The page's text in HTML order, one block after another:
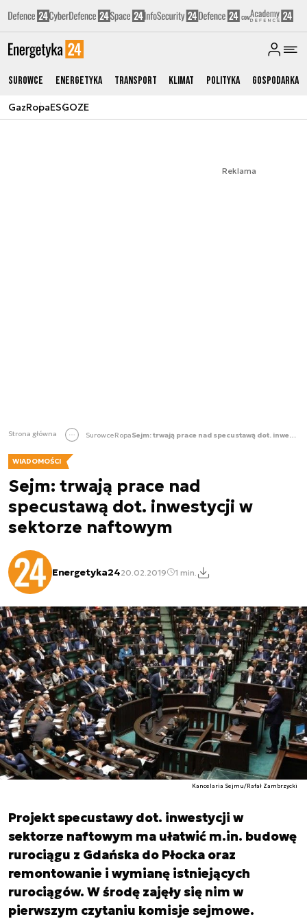
Surowce Energetyka Transport Klimat Polityka Gospodarka
GazRopaESGOZE
Reklama
Strona główna SurowceRopa Sejm: trwają prace nad specustawą dot. inwestycji w sektorze naftowym
WIADOMOŚCI
Sejm: trwają prace nad
specustawą dot. inwestycji w
sektorze naftowym
Energetyka2420.02.2019 1 min.
Kancelaria Sejmu/Rafał Zambrzycki
Projekt specustawy dot. inwestycji w
sektorze naftowym ma ułatwić m.in. budowę
rurociągu z Gdańska do Płocka oraz
remontowanie i wymianę istniejących
rurociągów. W środę zajęły się nim w
pierwszym czytaniu komisje sejmowe.